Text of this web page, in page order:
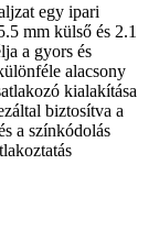
egy ipari
mm külső és 2.1
a gyors és
alacsony
kialakítása
biztosítva a
a színkódolás